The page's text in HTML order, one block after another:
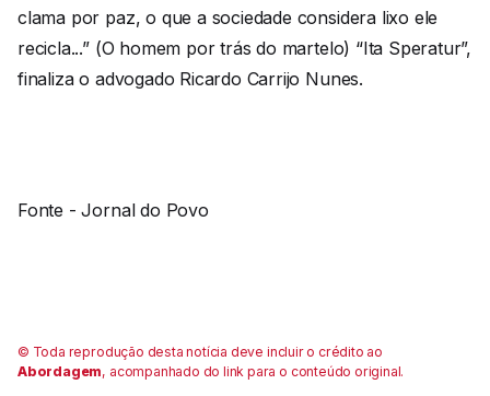
clama por paz, o que a sociedade considera lixo ele
recicla...” (O homem por trás do martelo) “Ita Speratur”,
finaliza o advogado Ricardo Carrijo Nunes.
Fonte - Jornal do Povo
© Toda reprodução desta notícia deve incluir o crédito ao
Abordagem, acompanhado do link para o conteúdo original.